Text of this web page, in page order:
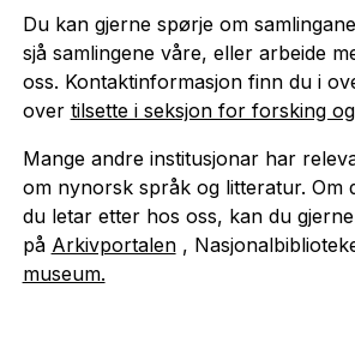
Du kan gjerne spørje om
sjå samlingene våre, eller arbeide
oss. Kontaktinformasjon finn du i
over tilsette i seksjon for forsking
Mange andre institusjonar har
om nynorsk språk og litteratur. Om
du letar etter hos oss, kan du
på Arkivportalen ,
museum.